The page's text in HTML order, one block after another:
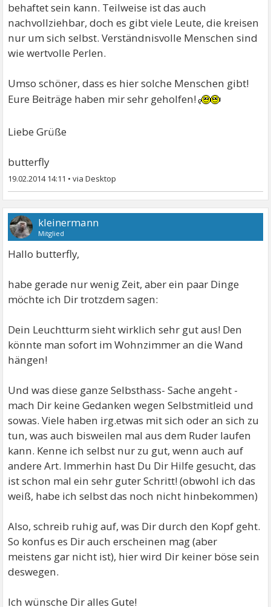
behaftet sein kann. Teilweise ist das auch
nachvollziehbar, doch es gibt viele Leute, die kreisen
nur um sich selbst. Verständnisvolle Menschen sind
wie wertvolle Perlen.
Umso schöner, dass es hier solche Menschen gibt!
Eure Beiträge haben mir sehr geholfen!
Liebe Grüße
butterfly
19.02.2014 14:11 •
kleinermann
Mitglied
Hallo butterfly,
habe gerade nur wenig Zeit, aber ein paar Dinge
möchte ich Dir trotzdem sagen:
Dein Leuchtturm sieht wirklich sehr gut aus! Den
könnte man sofort im Wohnzimmer an die Wand
hängen!
Und was diese ganze Selbsthass- Sache angeht -
mach Dir keine Gedanken wegen Selbstmitleid und
sowas. Viele haben irg.etwas mit sich oder an sich zu
tun, was auch bisweilen mal aus dem Ruder laufen
kann. Kenne ich selbst nur zu gut, wenn auch auf
andere Art. Immerhin hast Du Dir Hilfe gesucht, das
ist schon mal ein sehr guter Schritt! (obwohl ich das
weiß, habe ich selbst das noch nicht hinbekommen)
Also, schreib ruhig auf, was Dir durch den Kopf geht.
So konfus es Dir auch erscheinen mag (aber
meistens gar nicht ist), hier wird Dir keiner böse sein
deswegen.
Ich wünsche Dir alles Gute!